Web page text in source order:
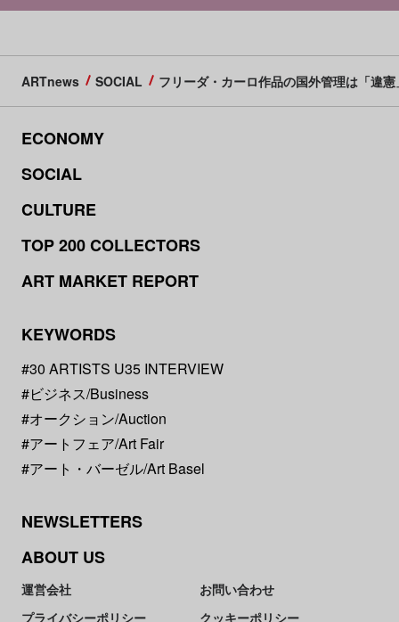
ARTnews SOCIAL フリーダ・カーロ作品の国外管理は「違
ECONOMY
SOCIAL
CULTURE
TOP 200 COLLECTORS
ART MARKET REPORT
KEYWORDS
#30 ARTISTS U35 INTERVIEW
#ビジネス/Business
#オークション/Auction
#アートフェア/Art Fair
#アート・バーゼル/Art Basel
NEWSLETTERS
ABOUT US
運営会社
お問い合わせ
プライバシーポリシー
クッキーポリシー